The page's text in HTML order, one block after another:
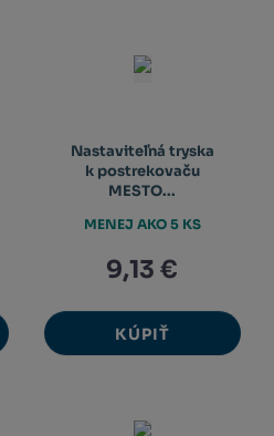
Nastaviteľná tryska
k postrekovaču
MESTO...
9,13 €
KÚPIŤ
MENEJ AKO 5 KS